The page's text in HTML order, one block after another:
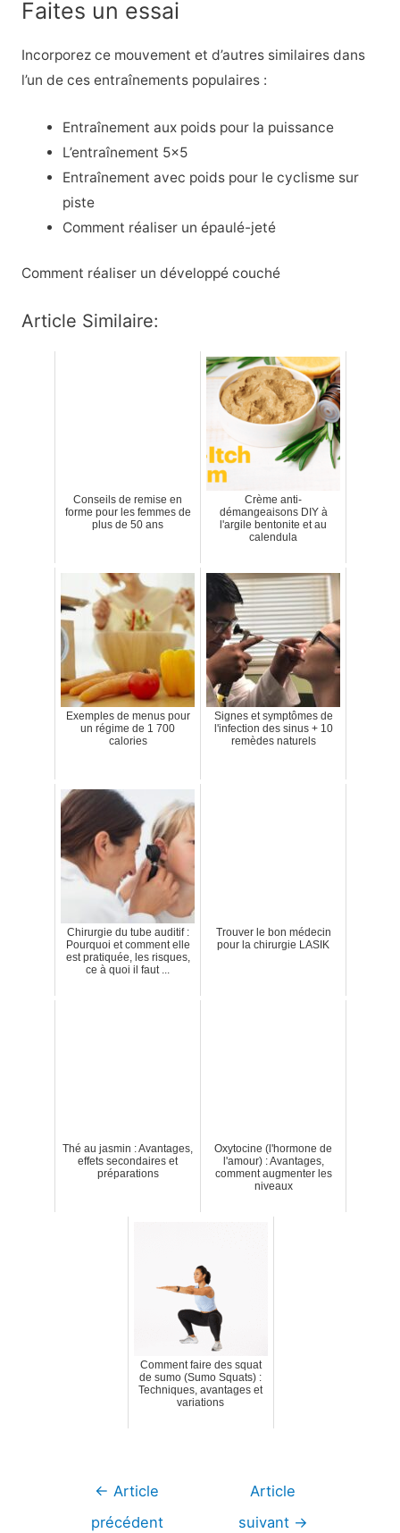
Faites un essai
Incorporez ce mouvement et d’autres similaires dans
l’un de ces entraînements populaires :
Entraînement aux poids pour la puissance
L’entraînement 5×5
Entraînement avec poids pour le cyclisme sur
piste
Comment réaliser un épaulé-jeté
Comment réaliser un développé couché
Article Similaire:
Conseils de remise en
forme pour les femmes de
plus de 50 ans
Crème anti-
démangeaisons DIY à
l'argile bentonite et au
calendula
Exemples de menus pour
un régime de 1 700
calories
Signes et symptômes de
l'infection des sinus + 10
remèdes naturels
Chirurgie du tube auditif :
Pourquoi et comment elle
est pratiquée, les risques,
ce à quoi il faut ...
Trouver le bon médecin
pour la chirurgie LASIK
Thé au jasmin : Avantages,
effets secondaires et
préparations
Oxytocine (l'hormone de
l'amour) : Avantages,
comment augmenter les
niveaux
Comment faire des squat
de sumo (Sumo Squats) :
Techniques, avantages et
variations
Navigation
← Article
précédent
Article
suivant →